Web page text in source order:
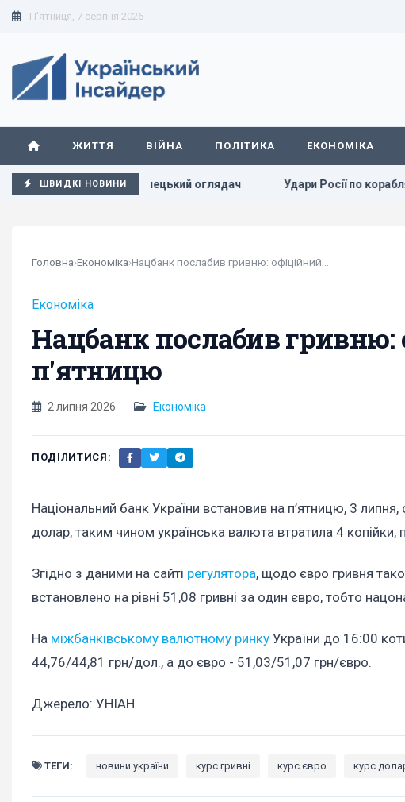
П'ятниця, 7 серпня 2026
ЖИТТЯ ВІЙНА ПОЛІТИКА ЕКОНОМІКА
ШВИДКІ НОВИНИ
у війні нема, - німецький оглядач Удари Росії по кораблях
Головна›Економіка›
Економіка
Нацбанк послабив
п'ятницю
2 липня 2026 Економіка
ПОДІЛИТИСЯ:
Національний банк України встановив на п’ятницю, 3 липня,
долар, таким чином українська валюта втратила 4
Згідно з даними на сайті регулятора, щодо євро гривня
встановлено на рівні 51,08 гривні за один євро, тобто
На міжбанківському валютному ринку України до 16:00
44,76/44,81 грн/дол., а до євро - 51,03/51,07 грн/євро.
Джерело: УНІАН
ТЕГИ: новини україни курс гривні курс євро курс